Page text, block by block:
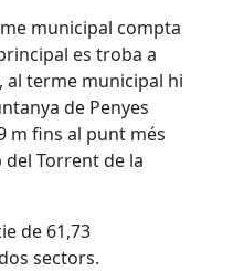
municipal compta
es troba a
al terme municipal hi
de Penyes
m fins al punt més
Torrent de la
de 61,73
sectors.